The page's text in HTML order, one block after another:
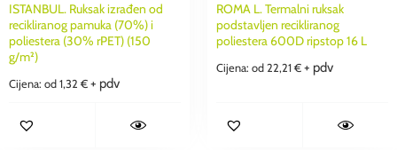
ISTANBUL. Ruksak izrađen od
recikliranog pamuka (70%) i
poliestera (30% rPET) (150
g/m²)
Cijena: od 1,32 € + pdv
ROMA L. Termalni ruksak
podstavljen recikliranog
poliestera 600D ripstop 16 L
Cijena: od 22,21 € + pdv